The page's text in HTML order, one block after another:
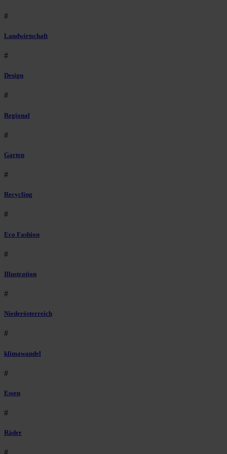
#
Landwirtschaft
#
Design
#
Regional
#
Garten
#
Recycling
#
Eco Fashion
#
Illustration
#
Niederösterreich
#
klimawandel
#
Essen
#
Räder